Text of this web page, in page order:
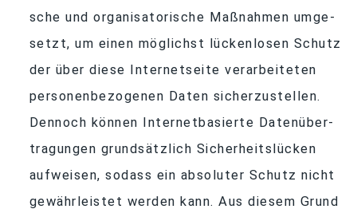
sche und or­ga­ni­sa­to­ri­sche Maß­nah­men um­ge­
setzt, um ei­nen mög­lichst lü­cken­lo­sen Schutz
der über diese In­ter­net­seite ver­ar­bei­te­ten
per­so­nen­be­zo­ge­nen Da­ten si­cher­zu­stel­len.
Den­noch kön­nen In­ter­net­ba­sierte Da­ten­über­
tra­gun­gen grund­sätz­lich Si­cher­heits­lü­cken
auf­wei­sen, so­dass ein ab­so­lu­ter Schutz nicht
ge­währ­leis­tet wer­den kann. Aus die­sem Grund